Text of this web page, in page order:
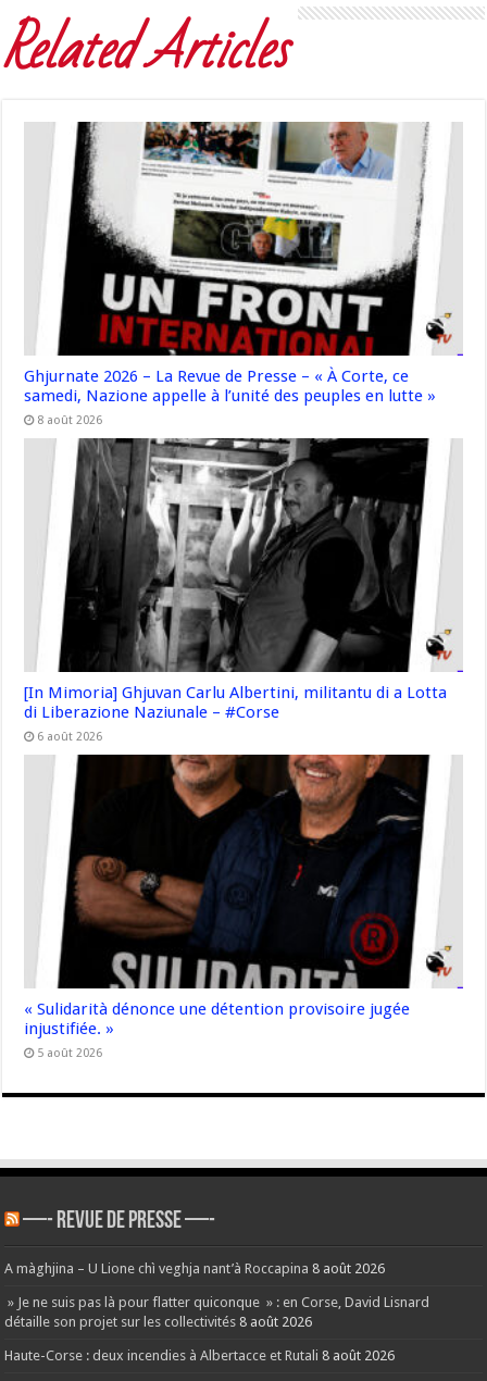
Related Articles
Ghjurnate 2026 – La Revue de Presse – « À Corte, ce
samedi, Nazione appelle à l’unité des peuples en lutte »
8 août 2026
[In Mimoria] Ghjuvan Carlu Albertini, militantu di a Lotta
di Liberazione Naziunale – #Corse
6 août 2026
« Sulidarità dénonce une détention provisoire jugée
injustifiée. »
5 août 2026
—- REVUE DE PRESSE —-
A màghjina – U Lione chì veghja nant’à Roccapina 8 août 2026
» Je ne suis pas là pour flatter quiconque » : en Corse, David Lisnard
détaille son projet sur les collectivités 8 août 2026
Haute-Corse : deux incendies à Albertacce et Rutali 8 août 2026